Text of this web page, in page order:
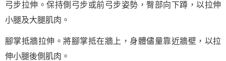
弓步拉伸。保持側弓步或前弓步姿勢，臀部向下蹲，以拉伸
小腿及大腿肌肉。
腳掌抵牆拉伸。將腳掌抵在牆上，身體儘量靠近牆壁，以拉
伸小腿後側肌肉。